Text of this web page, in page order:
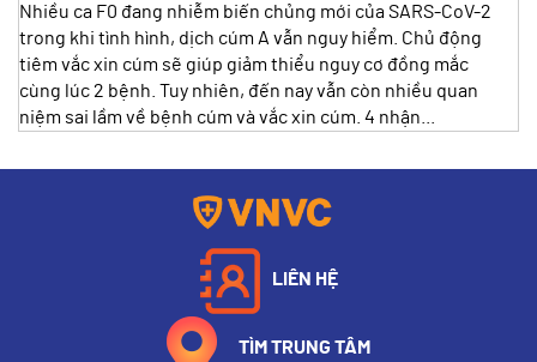
Nhiều ca F0 đang nhiễm biến chủng mới của SARS-CoV-2
trong khi tình hình, dịch cúm A vẫn nguy hiểm. Chủ động
tiêm vắc xin cúm sẽ giúp giảm thiểu nguy cơ đồng mắc
cùng lúc 2 bệnh. Tuy nhiên, đến nay vẫn còn nhiều quan
niệm sai lầm về bệnh cúm và vắc xin cúm. 4 nhận...
LIÊN HỆ
TÌM TRUNG TÂM